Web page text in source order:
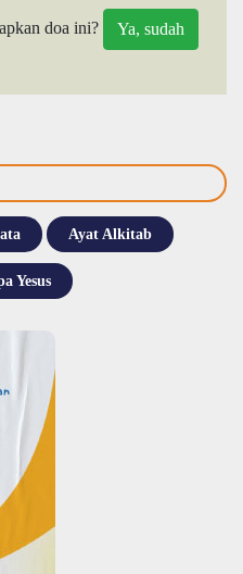
doa ini?
Ayat Alkitab
Yesus